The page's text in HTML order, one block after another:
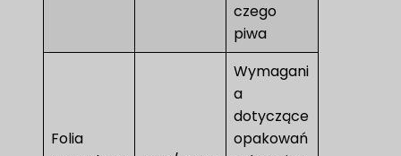
czego
piwa
Folia
Wymagani
a
dotyczące
opakowań